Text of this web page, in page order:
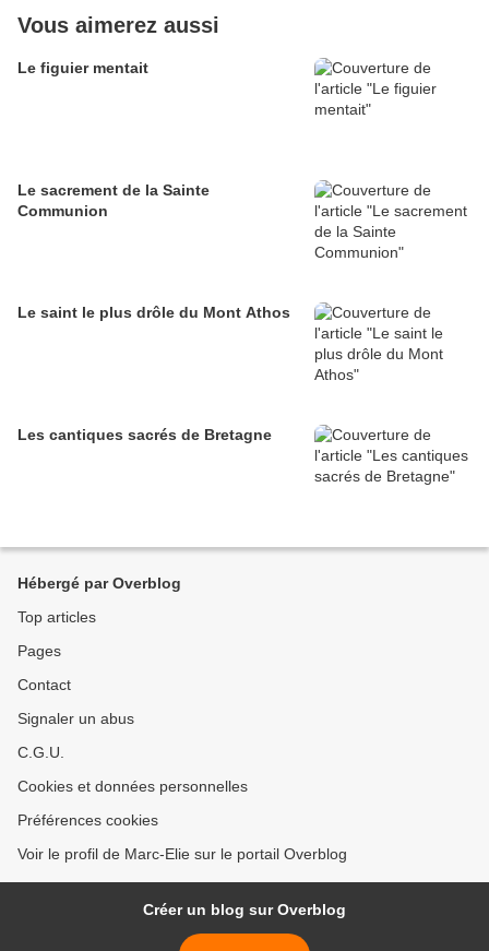
Vous aimerez aussi
Le figuier mentait
Le sacrement de la Sainte
Communion
Le saint le plus drôle du Mont Athos
Les cantiques sacrés de Bretagne
Hébergé par Overblog
Top articles
Pages
Contact
Signaler un abus
C.G.U.
Cookies et données personnelles
Préférences cookies
Voir le profil de Marc-Elie sur le portail Overblog
Créer un blog sur Overblog